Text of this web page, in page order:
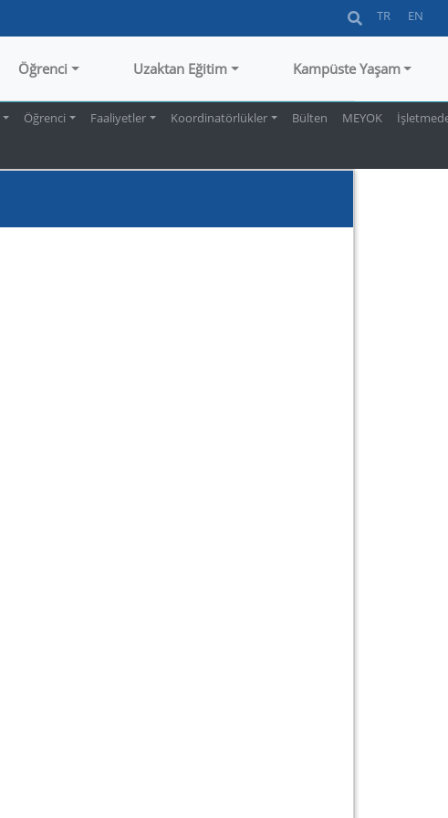
TR EN
Öğrenci Uzaktan Eğitim Kampüste Yaşam
Öğrenci Faaliyetler Koordinatörlükler Bülten MEYOK